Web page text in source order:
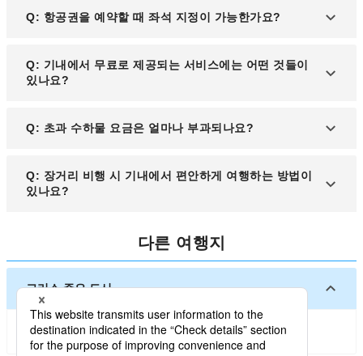
능한 경우가 많습니다. 자세한 변경 정책은 항공사 웹
A: 목적지 국가의 입국 규정과 비자 필요 여부는 여행
비자 발급 여부와 절차를 확인할 수 있으며, 전자 비
자(e-Visa) 신청이 가능한 국가도 있으므로 미리 조사
Q: 항공권을 예약할 때 좌석 지정이 가능한가요?
A: 대부분의 항공사는 항공권 예약 시 좌석 지정 서비
스를 제공하며, 추가 요금이 발생할 수도 있습니다.
가 요금이 부과될 수 있습니다. 좌석 지정 가능 여부
Q: 기내에서 무료로 제공되는 서비스에는 어떤 것들이
있나요?
A: 일반 항공사의 국제선에서는 기내식, 음료, 담요,
분의 서비스가 유료이므로, 필요하다면 사전에 기내
식이나 추가 서비스 옵션을 예약하는 것이 좋습니다.
Q: 초과 수하물 요금은 얼마나 부과되나요?
A: 초과 수하물 요금은 항공사와 노선, 수하물 무게에
따라 달라지며, 사전에 온라인에서 추가 수하물을 예
에서 사전 결제 옵션을 확인하는 것이 비용 절감에 도
움이 됩니다.
Q: 장거리 비행 시 기내에서 편안하게 여행하는 방법이
있나요?
A: 장거리 비행을 보다 편안하게 즐기려면 넉넉한 옷
을 입고, 목베개와 안대, 귀마개 등을 준비하는 것이
좋습니다. 또한, 기내에서 수분을 충분히 섭취하고,
일정 시간마다 스트레칭을 하며 혈액순환을 돕는 것
이 피로를 줄이는 데 도움이 됩니다. 창가 좌석보다는
통로 좌석을 선택하면 이동이 편리하며, 기내 엔터테
인먼트를 미리 확인하고 개인용 기기를 준비하면 장
다른 여행지
그리스 주요 도시
아테네산토리니 섬